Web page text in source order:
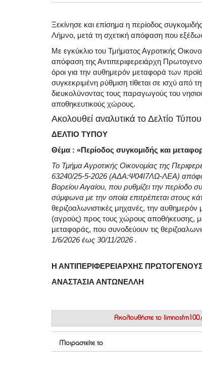
Ξεκίνησε και επίσημα η περίοδος
Λήμνο, μετά τη σχετική απόφαση που
Με εγκύκλιο του Τμήματος Αγροτικής
απόφαση της Αντιπεριφερειάρχη
όροι για την αυθημερόν μεταφορά των
συγκεκριμένη ρύθμιση τίθεται σε ισχύ από
διευκολύνοντας τους παραγωγούς του
αποθηκευτικούς χώρους.
Ακολουθεί αναλυτικά το Δελτίο
ΔΕΛΤΙΟ ΤΥΠΟΥ
Θέμα : «Περίοδος συγκομιδής και
Το Τμήμα Αγροτικής Οικονομίας της
63240/25-5-2026 (ΑΔΑ:Ψ04Ι7ΛΩ-ΛΕΑ)
Βορείου Αιγαίου, που ρυθμίζει την περίοδο
σύμφωνα με την οποία επιτρέπεται στους
θεριζοαλωνιστικές μηχανές, την
(αγρούς) προς τους χώρους αποθήκευσης,
μεταφοράς, που συνοδεύουν τις θερι
1/6/2026 έως 30/11/2026 .
Η ΑΝΤΙΠΕΡΙΦΕΡΕΙΑΡΧΗΣ
ΑΝΑΣΤΑΣΙΑ ΑΝΤΩΝΕΛΛΗ
Ακολουθήστε το
Μοιραστείτε το